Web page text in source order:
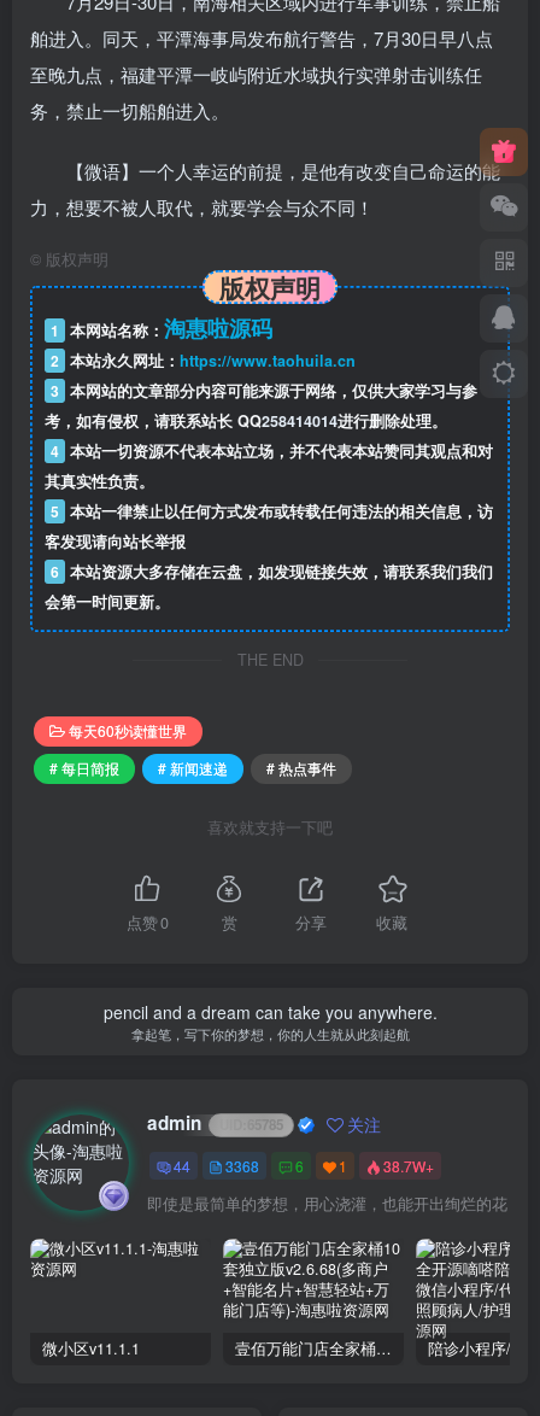
舶进入。同天，平潭海事局发布航行警告，7月30日早八点
至晚九点，福建平潭一岐屿附近水域执行实弹射击训练任
务，禁止一切船舶进入。
【微语】一个人幸运的前提，是他有改变自己命运的能
力，想要不被人取代，就要学会与众不同！
© 版权声明
版权声明
1 本网站名称： 淘惠啦源码
2 本站永久网址： https://www.taohuila.cn
3 本网站的文章部分内容可能来源于网络，仅供大家学习与参
考，如有侵权，请联系站长 QQ258414014进行删除处理。
4 本站一切资源不代表本站立场，并不代表本站赞同其观点和对
其真实性负责。
5 本站一律禁止以任何方式发布或转载任何违法的相关信息，访
客发现请向站长举报
6 本站资源大多存储在云盘，如发现链接失效，请联系我们我们
会第一时间更新。
THE END
每天60秒读懂世界
# 每日简报
# 新闻速递 # 热点事件
喜欢就支持一下吧
点赞0 赏 分享 收藏
pencil and a dream can take you anywhere.
拿起笔，写下你的梦想，你的人生就从此刻起航
admin 65785 关注
44 3368 6 1 38.7W+
即使是最简单的梦想，用心浇灌，也能开出绚烂的花
微小区v11.1.1 壹佰万能门店全家桶10套独立版v2.6.68(​多商户+智能名片+智慧轻站+万能门店等)